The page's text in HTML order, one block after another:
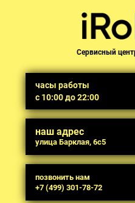
Сервисный
часы работы
с 10:00 до 22:00
наш адрес
улица Барклая, 6с5
позвонить нам
+7 (499) 301-78-72